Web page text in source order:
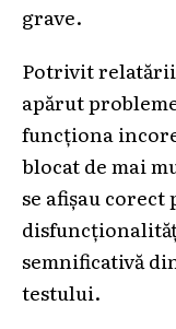
grave.
Potrivit relatării
apărut
funcționa
blocat de mai
se afișau corect
semnificativă
testului.